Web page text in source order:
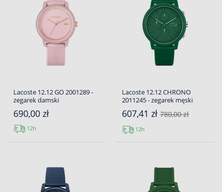
Lacoste 12.12 GO 2001289 -
zegarek damski
690,00 zł
12h
Lacoste 12.12 CHRONO
2011245 - zegarek męski
607,41 zł 780,00 zł
12h